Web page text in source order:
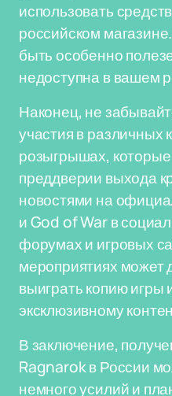
использовать
российском
быть особенно
недоступна в вашем
Наконец, не
участия в различных
розыгрышах, которые
преддверии выхода
новостями на
и God of War в
форумах и игровых
мероприятиях может
выиграть копию игры
эксклюзивному
В заключение,
Ragnarok в России
немного усилий и